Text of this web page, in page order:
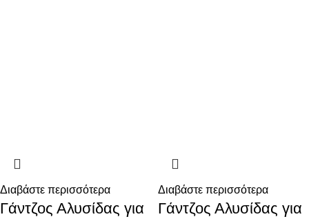
Διαβάστε περισσότερα
Γάντζος Αλυσίδας για
Διαβάστε περισσότερα
Γάντζος Αλυσίδας για